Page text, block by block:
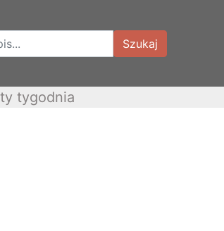
Szukaj
tygodnia